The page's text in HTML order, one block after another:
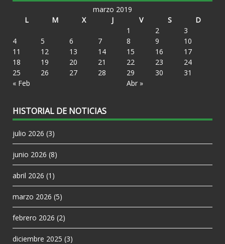
marzo 2019
L
M X J V S D
« Feb Abr »
1 2
3
4
5 6 7 8 9
10
11
12 13 14 15 16
17
18
19 20 21 22 23
24
25
26 27 28 29 30 31
HISTORIAL DE NOTICIAS
julio 2026 (3)
junio 2026 (8)
abril 2026 (1)
marzo 2026 (5)
febrero 2026 (2)
diciembre 2025 (3)